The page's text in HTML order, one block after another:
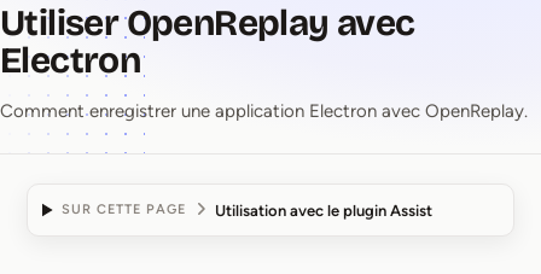
Utiliser OpenReplay avec
Electron
Comment enregistrer une application Electron avec OpenReplay.
SUR CETTE PAGE Utilisation avec le plugin Assist